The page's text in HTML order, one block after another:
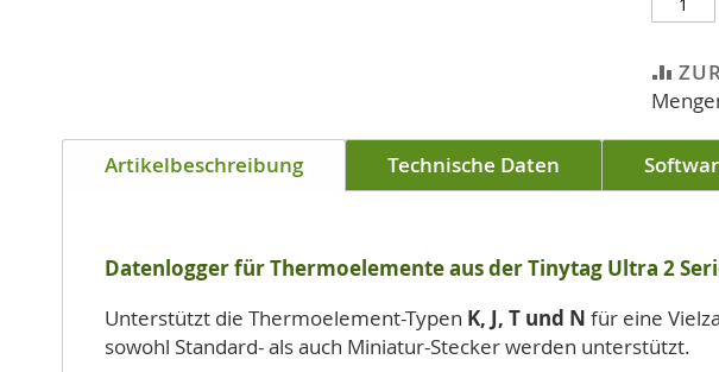
Artikelbeschreibung Technische Daten
Datenlogger für Thermoelemente aus der Tinytag Ultra 2
Unterstützt die Thermoelement-Typen K, J, T und N für eine
sowohl Standard- als auch Miniatur-Stecker werden unterstützt.